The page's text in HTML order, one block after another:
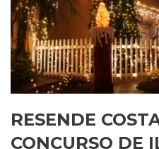
RESENDE
CONCURSO DE